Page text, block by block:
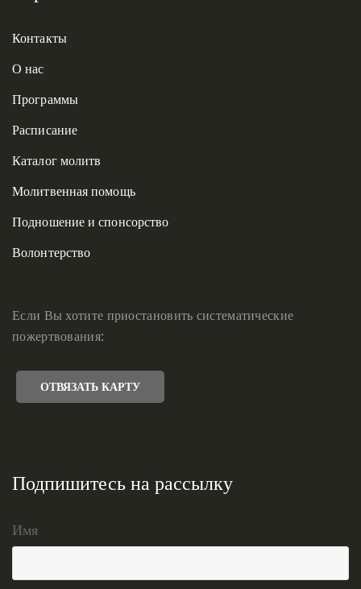
Контакты
О нас
Программы
Расписание
Каталог молитв
Молитвенная помощь
Подношение и спонсорство
Волонтерство
Если Вы хотите приостановить систематические
пожертвования:
ОТВЯЗАТЬ КАРТУ
Подпишитесь на рассылку
Имя